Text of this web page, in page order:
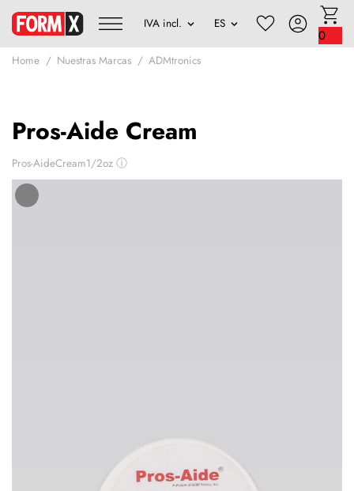
0
Home Nuestras Marcas ADMtronics
Pros-Aide Cream
Pros-AideCream1/2oz ⓘ